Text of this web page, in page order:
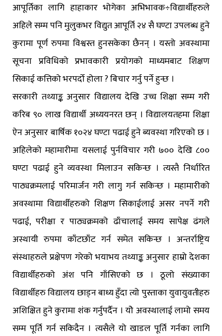
आपूर्तिका लागि हाहाकार भोगेका अभिभावक÷विद्यार्थीहरुले
अहिले सम्म पनि मुलुकभर विद्युत आपूर्ति २४ सै घण्टा उपलब्ध हुने
कुरामा पूर्ण रुपमा विश्वस्त हुनसकेका छैनन् । यस्तो अवस्थामा
सूचना प्रविधिको प्रभावकारी प्रयोगको माध्यमबाट शिक्षण
सिकाई कत्तिको भरपर्दो होला ? बिचार गर्नु पर्ने हुन्छ ।
सरकारी तथ्याङ्क अनुसार विद्यालय देखि उच्च शिक्षा सम्म गरी
करिब ९० लाख विद्यार्थी अध्ययनरत छन् । विद्यालयतहमा शिक्षा
ऐन अनुसार बार्षिक १०२४ घण्टा पढाई हुने ब्यवस्था गरिएको छ ।
अहिलेको महामारीमा यसलाई पुर्नविचार गरी ७०० देखि ८००
घण्टा पढाई हुने व्यवस्था मिलाउन सकिन्छ । त्यस्तै निर्धारित
पाठ्यक्रमलाई परिमार्जन गरी लागु गर्न सकिन्छ । महामारीको
अवस्थामा विद्यार्थीहरुको शिक्षण सिकाईलाई असर नपर्ने गरी
पढाई, परीक्षा र पाठ्यक्रमको ढाँचालाई समय सापेक्ष ढंगले
अस्थायी रुपमा काँटछाँट गर्न समेत सकिन्छ । अन्तर्राष्ट्रिय
संस्थाहरुले प्रक्षेपण गरेको भयाभय तथ्याङ्क अनुसार हाम्रो देशका
विद्यार्थीहरुको अंश पनि गाँसिएको छ । ठूलो संख्याका
विद्यार्थीहरु विद्यालय छाड्न बाध्य हुँदा त्यो पुस्ताका युवायुवतीहरु
अशिक्षित हुने कुरामा शंक गर्नुपर्दैन । योे अवस्थालाई लामो समय
सम्म पूर्ति गर्न सकिदैन । त्यसैले यो खाडल पूर्ति गर्नका लागि